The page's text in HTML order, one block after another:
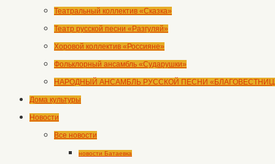
Театральный коллектив «Сказка»
Театр русской песни «Разгуляй»
Хоровой коллектив «Россияне»
Фольклорный ансамбль «Сударушки»
НАРОДНЫЙ АНСАМБЛЬ РУССКОЙ ПЕСНИ
Дома культуры
Новости
Все новости
новости Батаевка